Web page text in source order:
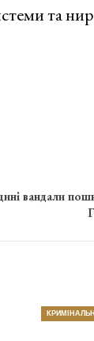
та
вандали